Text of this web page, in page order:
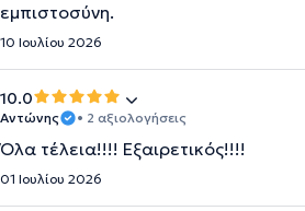
εμπιστοσύνη.
10 Ιουλίου 2026
10.0
Αντώνης • 2 αξιολογήσεις
Όλα τέλεια!!!! Εξαιρετικός!!!!
01 Ιουλίου 2026